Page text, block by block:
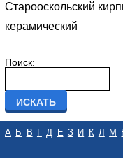
Старооскольский
керамический
Поиск:
А Б В Г Д Е З И К Л М